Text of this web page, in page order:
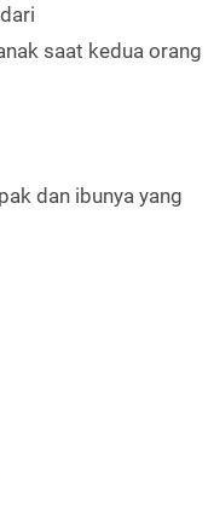
dari
saat kedua orang
dan ibunya yang